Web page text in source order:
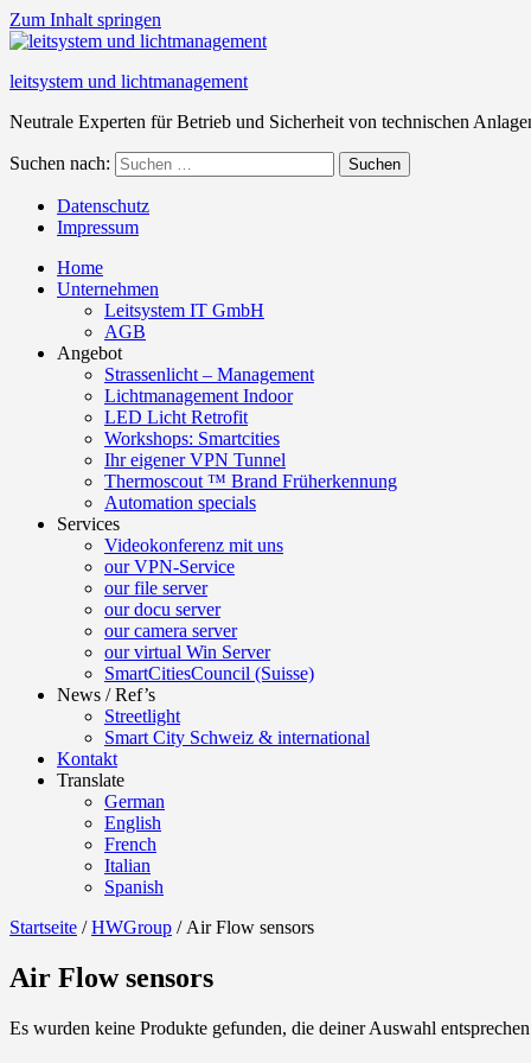
Zum Inhalt springen
leitsystem und lichtmanagement
Neutrale Experten für Betrieb und Sicherheit von technischen
Suchen nach: Suchen
Datenschutz
Impressum
Home
Unternehmen
Leitsystem IT GmbH
AGB
Angebot
Strassenlicht – Management
Lichtmanagement Indoor
LED Licht Retrofit
Workshops: Smartcities
Ihr eigener VPN Tunnel
Thermoscout ™ Brand Früherkennung
Automation specials
Services
Videokonferenz mit uns
our VPN-Service
our file server
our docu server
our camera server
our virtual Win Server
SmartCitiesCouncil (Suisse)
News / Ref’s
Streetlight
Smart City Schweiz & international
Kontakt
Translate
German
English
French
Italian
Spanish
Startseite /HWGroup / Air Flow sensors
Air Flow sensors
Es wurden keine Produkte gefunden, die deiner Auswahl